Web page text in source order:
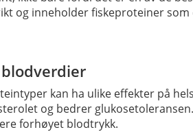
og inneholder fiskeproteiner
kan ha ulike effekter på
og bedrer
forhøyet blodtrykk.